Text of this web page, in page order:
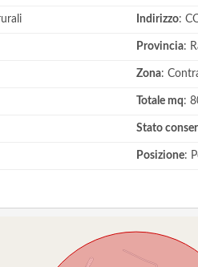
Indirizzo:
Provincia:
Zona:
Totale mq:
Stato
Posizione: